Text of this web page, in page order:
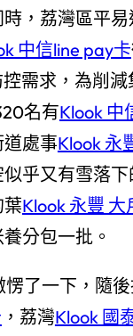
，荔灣區平
中信line pay卡
控需求，為削
名有Klook 中
處事Klook 永
乎又有雪落
Klook 永豐 大
分包一批。
了一下，隨
，荔灣Klook 國